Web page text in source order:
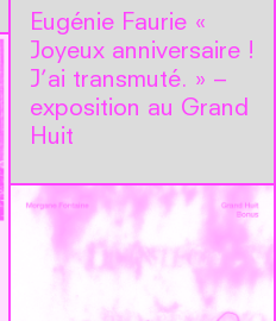
Eugénie Faurie « ​
Joyeux anniversaire !
J’ai transmuté. » –
exposition au Grand
Huit